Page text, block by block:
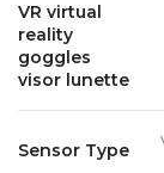
VR virtual
reality
goggles
visor lunette
Sensor Type